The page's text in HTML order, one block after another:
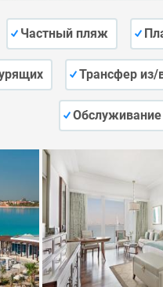
Частный пляж
Трансфер из/